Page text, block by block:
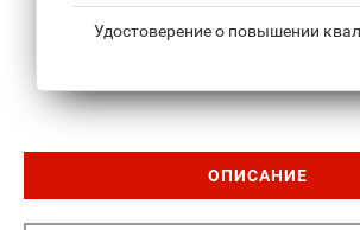
Удостоверение о повышении
ОПИСАНИЕ